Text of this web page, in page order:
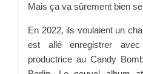
Mais ça va sûrement bien
En 2022, ils voulaient un
est allé enregistrer
productrice au Candy